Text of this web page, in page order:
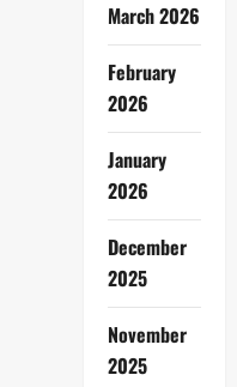
March 2026
February
2026
January
2026
December
2025
November
2025